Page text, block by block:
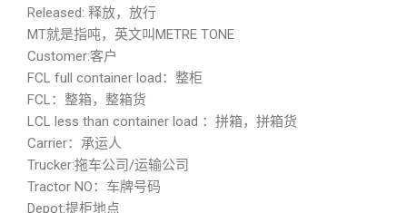
Released: 释放，放行
MT就是指吨，英文叫METRE TONE
Customer:客户
FCL full container load：整柜
FCL：整箱，整箱货
LCL less than container load ：拼箱，拼箱货
Carrier：承运人
Trucker:拖车公司/运输公司
Tractor NO：车牌号码
Depot:提柜地点